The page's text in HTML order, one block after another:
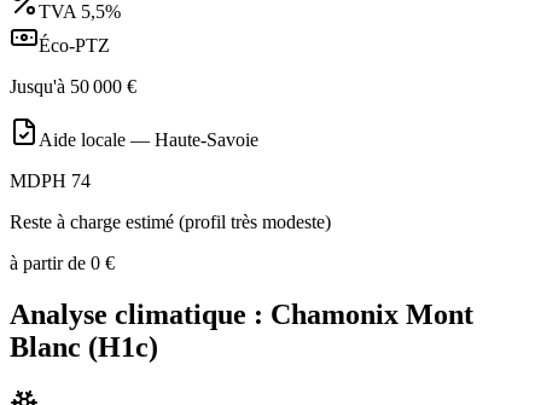
TVA 5,5%
Éco-PTZ
Jusqu'à 50 000 €
Aide locale — Haute-Savoie
MDPH 74
Reste à charge estimé (profil très modeste)
à partir de 0 €
Analyse climatique : Chamonix Mont
Blanc (H1c)